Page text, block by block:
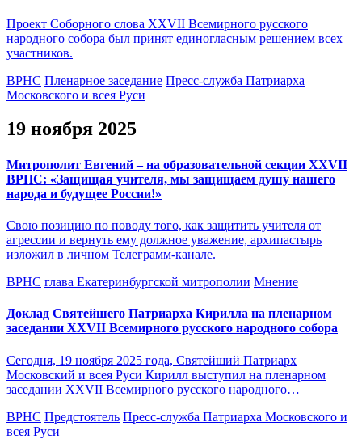
Проект Соборного слова XXVII Всемирного русского
народного собора был принят единогласным решением всех
участников.
ВРНС Пленарное заседание Пресс-служба Патриарха
Московского и всея Руси
19 ноября 2025
Митрополит Евгений – на образовательной секции XXVII
ВРНС: «Защищая учителя, мы защищаем душу нашего
народа и будущее России!»
Свою позицию по поводу того, как защитить учителя от
агрессии и вернуть ему должное уважение, архипастырь
изложил в личном Телеграмм-канале.
ВРНС глава Екатеринбургской митрополии Мнение
Доклад Святейшего Патриарха Кирилла на пленарном
заседании XXVII Всемирного русского народного собора
Сегодня, 19 ноября 2025 года, Святейший Патриарх
Московский и всея Руси Кирилл выступил на пленарном
заседании XXVII Всемирного русского народного…
ВРНС Предстоятель Пресс-служба Патриарха Московского и
всея Руси